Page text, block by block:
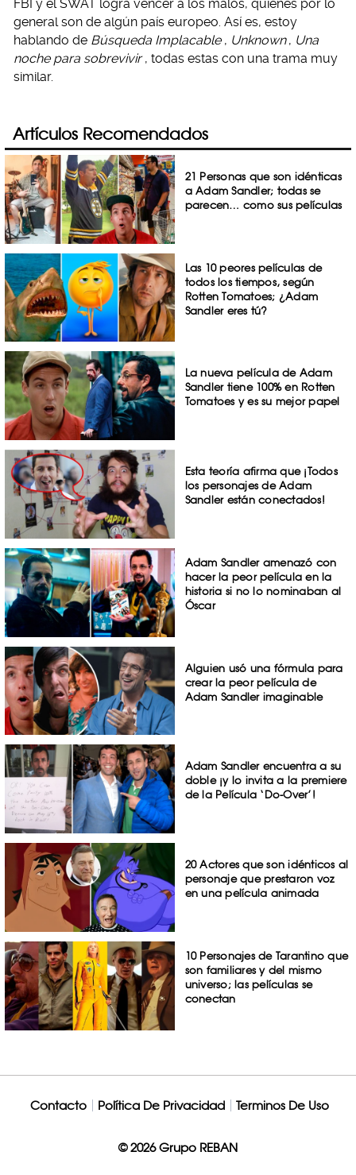
FBI y el SWAT logra vencer a los malos, quienes por lo
general son de algún país europeo. Así es, estoy
hablando de Búsqueda Implacable , Unknown , Una
noche para sobrevivir , todas estas con una trama muy
similar.
Artículos Recomendados
21 Personas que son idénticas
a Adam Sandler; todas se
parecen… como sus películas
Las 10 peores películas de
todos los tiempos, según
Rotten Tomatoes; ¿Adam
Sandler eres tú?
La nueva película de Adam
Sandler tiene 100% en Rotten
Tomatoes y es su mejor papel
Esta teoría afirma que ¡Todos
los personajes de Adam
Sandler están conectados!
Adam Sandler amenazó con
hacer la peor película en la
historia si no lo nominaban al
Óscar
Alguien usó una fórmula para
crear la peor película de
Adam Sandler imaginable
Adam Sandler encuentra a su
doble ¡y lo invita a la premiere
de la Película ‘Do-Over’!
20 Actores que son idénticos al
personaje que prestaron voz
en una película animada
10 Personajes de Tarantino que
son familiares y del mismo
universo; las películas se
conectan
Contacto Política De Privacidad Terminos De Uso
© 2026 Grupo REBAN